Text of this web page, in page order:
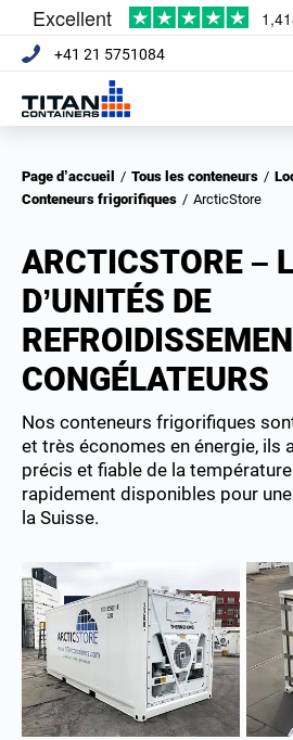
+41 21 5751084
Page d’accueil / Tous les conteneurs /
Conteneurs frigorifiques / ArcticStore
ARCTICSTORE –
D’UNITÉS DE
CONGÉLATEURS
Nos conteneurs frigorifiques
et très économes en énergie, ils
précis et fiable de la
rapidement disponibles pour
la Suisse.